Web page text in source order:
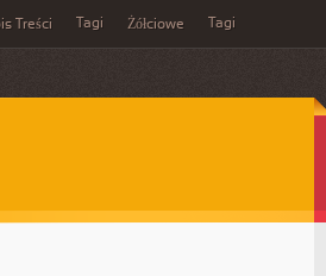
Treści Tagi Żółciowe Tagi